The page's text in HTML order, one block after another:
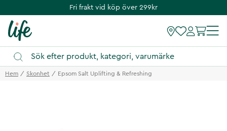
Fri frakt vid köp över 299kr
Hem Skonhet Epsom Salt Uplifting & Refreshing